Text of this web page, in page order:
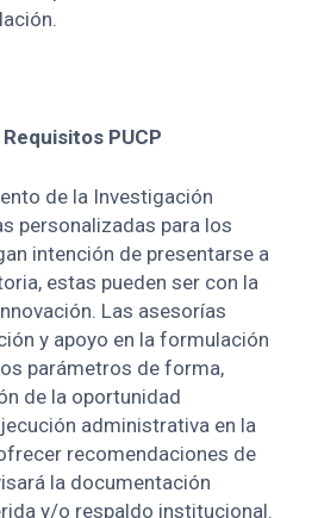
PUCP
de la Investigación
personalizadas para los
intención de presentarse a
estas pueden ser con la
Las asesorías
y apoyo en la formulación
parámetros de forma,
de la oportunidad
administrativa en la
recomendaciones de
la documentación
y/o respaldo institucional.